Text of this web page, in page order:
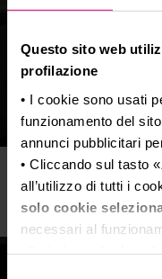
Questo sito web
profilazione
• I cookie sono usati
funzionamento del
annunci pubblicitari
• Cliccando sul tasto «
all’utilizzo di tutti i
solo cookie
necessari al
SCOPRI DI PIÙ